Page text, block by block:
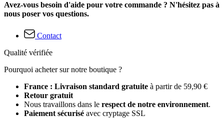
Avez-vous besoin d'aide pour votre commande ? N'hésitez pas à
nous poser vos questions.
Contact
Qualité vérifiée
Pourquoi acheter sur notre boutique ?
France : Livraison standard gratuite à partir de 59,90 €
Retour gratuit
Nous travaillons dans le respect de notre environnement.
Paiement sécurisé avec cryptage SSL